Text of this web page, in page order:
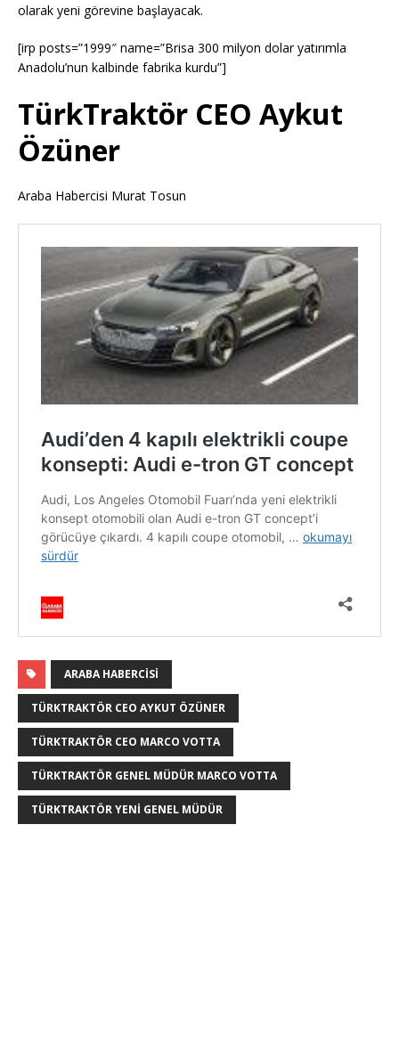
olarak yeni görevine başlayacak.
[irp posts=”1999″ name=”Brisa 300 milyon dolar yatırımla
Anadolu’nun kalbinde fabrika kurdu”]
TürkTraktör CEO Aykut
Özüner
Araba Habercisi Murat Tosun
ARABA HABERCISI
TÜRKTRAKTÖR CEO AYKUT ÖZÜNER
TÜRKTRAKTÖR CEO MARCO VOTTA
TÜRKTRAKTÖR GENEL MÜDÜR MARCO VOTTA
TÜRKTRAKTÖR YENI GENEL MÜDÜR